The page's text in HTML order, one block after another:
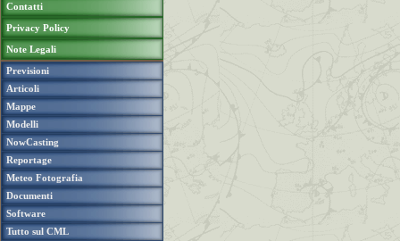
Contatti
Privacy Policy
Note Legali
Previsioni
Articoli
Mappe
Modelli
NowCasting
Reportage
Meteo Fotografia
Documenti
Software
Tutto sul CML